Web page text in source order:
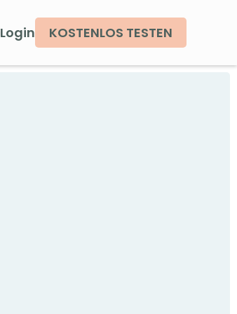
Login KOSTENLOS TESTEN